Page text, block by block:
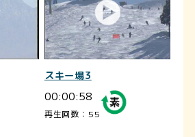
スキー場3
00:00:58
再生回数：55